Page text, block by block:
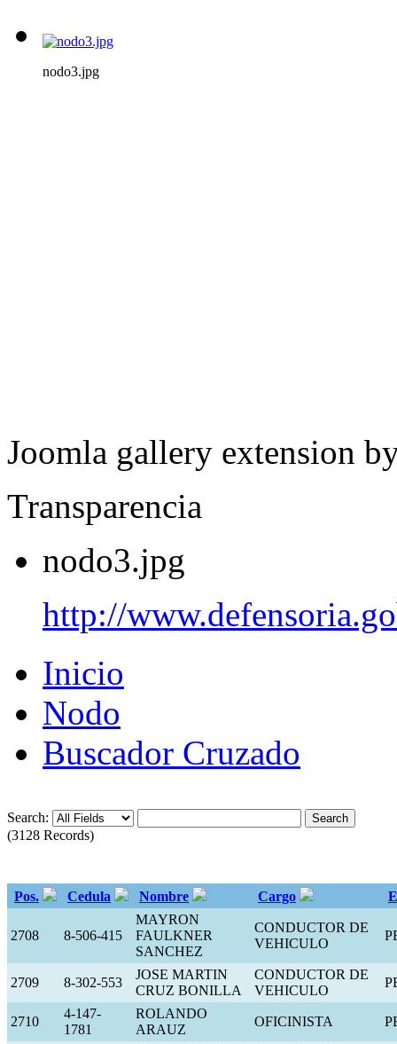
nodo3.jpg
Joomla gallery extension
Transparencia
nodo3.jpg
http://
Inicio
Nodo
Buscador Cruzado
Search:
(3128 Records)
Pos. Cedula Nombre Cargo
2708 8-506-415
MAYRON
FAULKNER
SANCHEZ
CONDUCTOR DE
VEHICULO
2709 8-302-553
JOSE MARTIN
CRUZ BONILLA
CONDUCTOR DE
VEHICULO
2710
4-147-
1781
ROLANDO
ARAUZ
OFICINISTA